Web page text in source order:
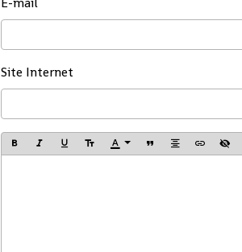
Site Internet